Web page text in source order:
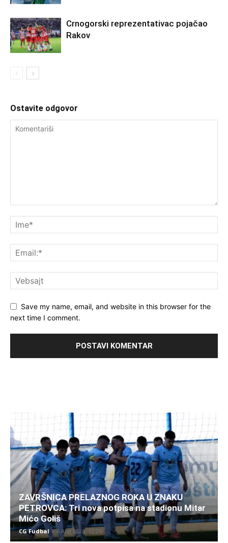
Crnogorski reprezentativac pojačao
Rakov
Ostavite odgovor
Save my name, email, and website in this browser for the
next time I comment.
ZAVRŠNICA PRELAZNOG ROKA U ZNAKU
PETROVCA: Tri nova potpisa na stadionu Mitar
Mićo Goliš
CG Fudbal - 6 Aug 2026. 12:26